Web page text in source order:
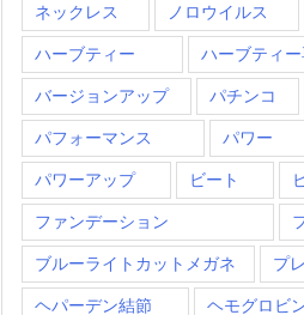
ネックレス ノロウイルス
ハーブティー ハーブティ
バージョンアップ パチンコ
パフォーマンス パワー
パワーアップ ビート
ファンデーション
ブルーライトカットメガネ プ
ヘパーデン結節 ヘモグロビ